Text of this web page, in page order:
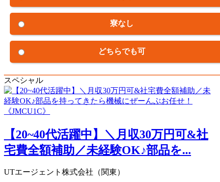
寮なし
どちらでも可
スペシャル
【20~40代活躍中】＼月収30万円可&社
宅費全額補助／未経験OK♪部品を...
UTエージェント株式会社（関東）